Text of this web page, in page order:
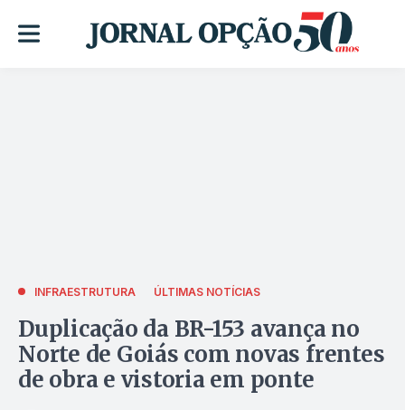
INFRAESTRUTURA ÚLTIMAS NOTÍCIAS
Duplicação da BR-153 avança no
Norte de Goiás com novas frentes
de obra e vistoria em ponte